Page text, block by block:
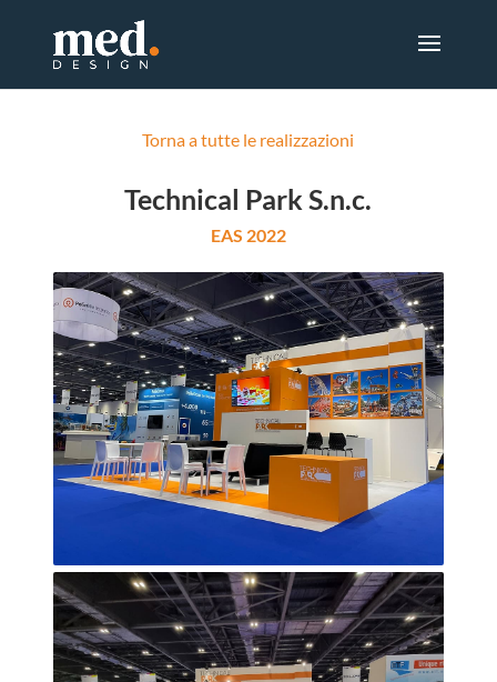
Torna a tutte le realizzazioni
Technical Park S.n.c.
EAS 2022